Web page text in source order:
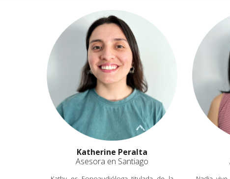
Katherine Peralta
Asesora en Santiago